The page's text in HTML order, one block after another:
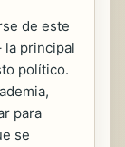
de este
la principal
político.
para
se